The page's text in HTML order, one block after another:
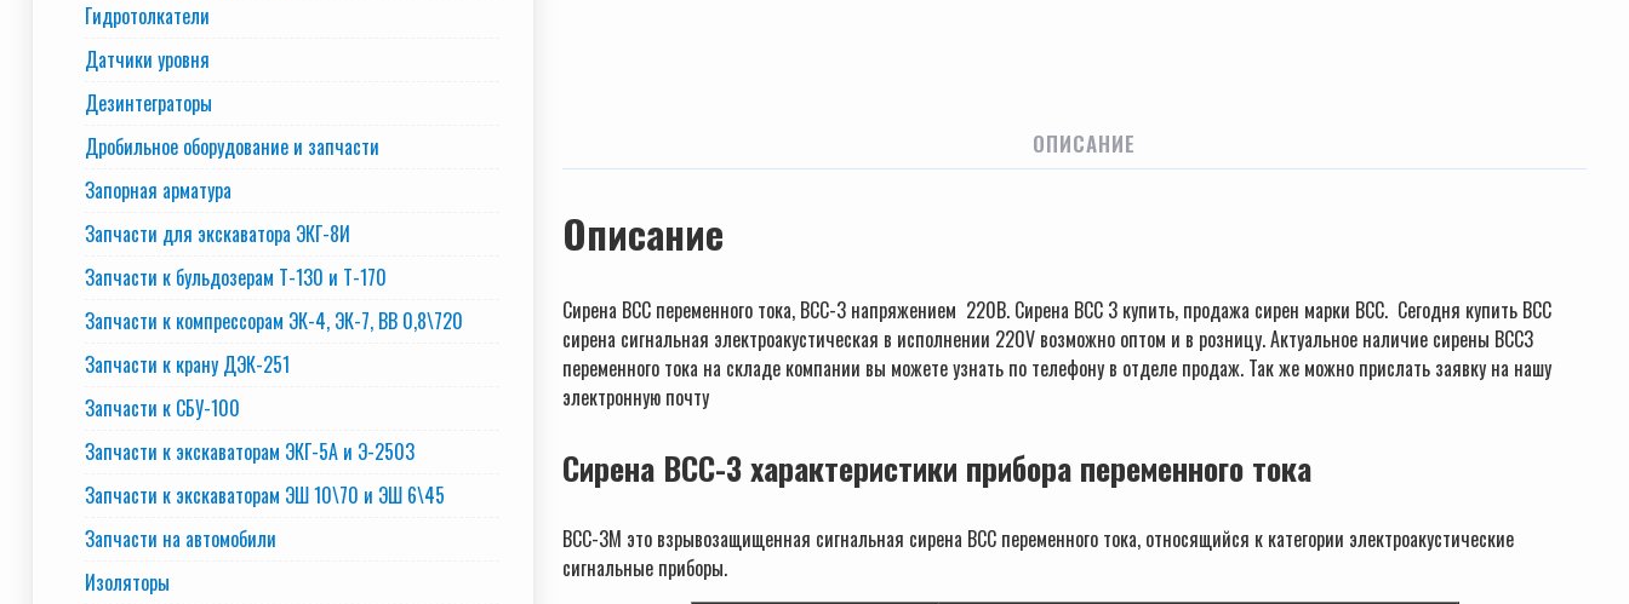
ОПИСАНИЕ
Описание
Сирена ВСС переменного тока, ВСС-3 напряжением 220В. Сирена ВСС 3 купить, продажа сирен марки ВСС. Сегодня купить ВСС
сирена сигнальная электроакустическая в исполнении 220V возможно оптом и в розницу. Актуальное наличие сирены ВСС3
переменного тока на складе компании вы можете узнать по телефону в отделе продаж. Так же можно прислать заявку на нашу
электронную почту
Сирена ВСС-3 характеристики прибора переменного тока
ВСС-3М это взрывозащищенная сигнальная сирена ВСС переменного тока, относящийся к категории электроакустические
сигнальные приборы.
Гидротолкатели
Датчики уровня
Дезинтеграторы
Дробильное оборудование и запчасти
Запорная арматура
Запчасти для экскаватора ЭКГ-8И
Запчасти к бульдозерам Т-130 и Т-170
Запчасти к компрессорам ЭК-4, ЭК-7, ВВ 0,8\720
Запчасти к крану ДЭК-251
Запчасти к СБУ-100
Запчасти к экскаваторам ЭКГ-5А и Э-2503
Запчасти к экскаваторам ЭШ 10\70 и ЭШ 6\45
Запчасти на автомобили
Изоляторы